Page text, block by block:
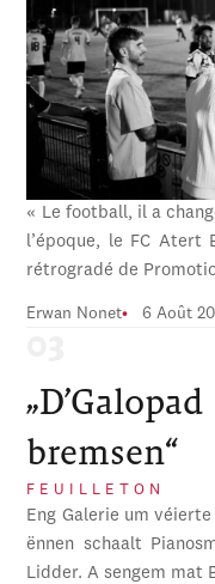
« Le football, il a
l’époque, le FC Atert
rétrogradé de
Erwan Nonet 6 Août
bremsen“
FEUILLETON
Eng Galerie um
ënnen schaalt
Lidder. A sengem mat